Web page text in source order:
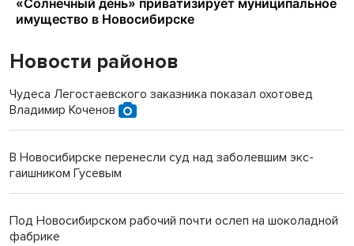
Новости районов
Чудеса Легостаевского заказника показал охотовед
Владимир Коченов
В Новосибирске перенесли суд над заболевшим экс-
гаишником Гусевым
Под Новосибирском рабочий почти ослеп на шоколадной
фабрике